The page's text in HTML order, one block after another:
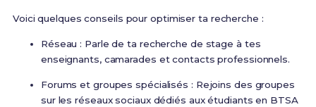
Voici quelques conseils pour optimiser ta recherche :
Réseau : Parle de ta recherche de stage à tes
enseignants, camarades et contacts professionnels.
Forums et groupes spécialisés : Rejoins des groupes
sur les réseaux sociaux dédiés aux étudiants en BTSA